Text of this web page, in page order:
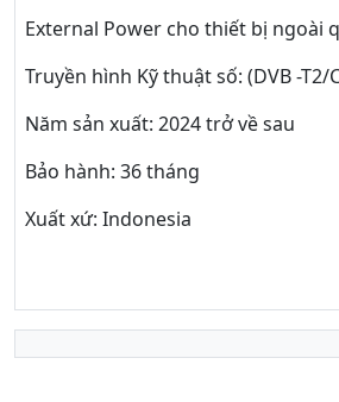
External Power cho thiết bị ngoài
Truyền hình Kỹ thuật số: (DVB -T2/
Năm sản xuất: 2024 trở về sau
Bảo hành: 36 tháng
Xuất xứ: Indonesia